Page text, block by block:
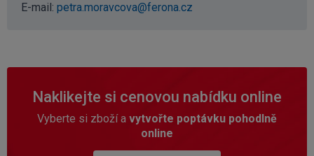
E-mail: petra.moravcova@ferona.cz
Naklikejte si cenovou nabídku online
Vyberte si zboží a vytvořte poptávku pohodlně
online